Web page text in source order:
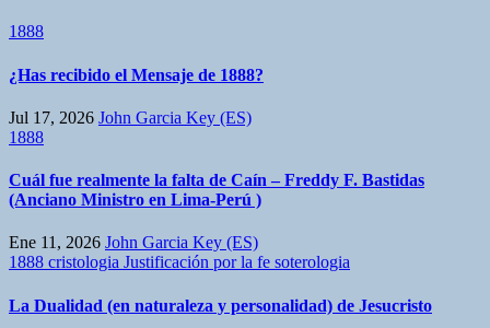
1888
¿Has recibido el Mensaje de 1888?
Jul 17, 2026 John Garcia Key (ES)
1888
Cuál fue realmente la falta de Caín – Freddy F. Bastidas
(Anciano Ministro en Lima-Perú )
Ene 11, 2026 John Garcia Key (ES)
1888 cristologia Justificación por la fe soterologia
La Dualidad (en naturaleza y personalidad) de Jesucristo